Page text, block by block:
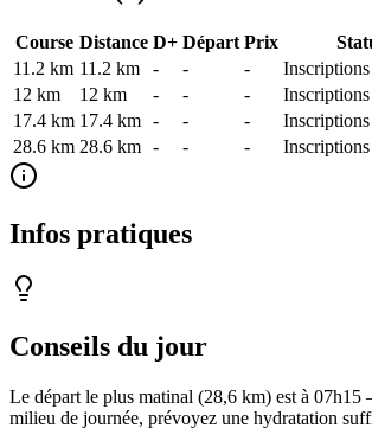
Course Distance D+ Départ Prix
11.2 km 11.2 km - - -
12 km
12 km - - -
17.4 km 17.4 km - - -
28.6 km 28.6 km - - -
Infos pratiques
Conseils du jour
Le départ le plus matinal (28,6 km) est à 07h15
milieu de journée, prévoyez une hydratation